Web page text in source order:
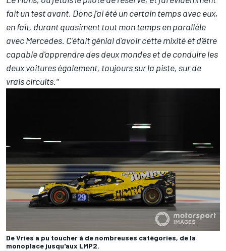
fait un test avant. Donc j'ai été un certain temps avec eux,
en fait, durant quasiment tout mon temps en parallèle
avec Mercedes. C'était génial d'avoir cette mixité et d'être
capable d'apprendre des deux mondes et de conduire les
deux voitures également, toujours sur la piste, sur de
vrais circuits."
De Vries a pu toucher à de nombreuses catégories, de la
monoplace jusqu'aux LMP2.